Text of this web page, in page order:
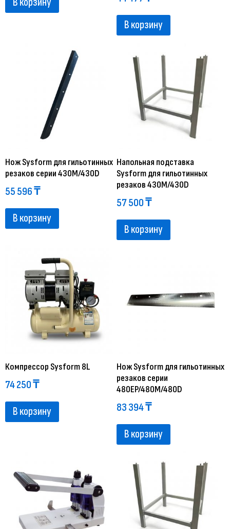
В корзину
Нож Sysform для гильотинных
резаков серии 430M/430D
55 596₸
В корзину
Напольная подставка
Sysform для гильотинных
резаков 430M/430D
57 500₸
В корзину
Компрессор Sysform 8L
74 250₸
В корзину
Нож Sysform для гильотинных
резаков серии
480EP/480M/480D
83 394₸
В корзину